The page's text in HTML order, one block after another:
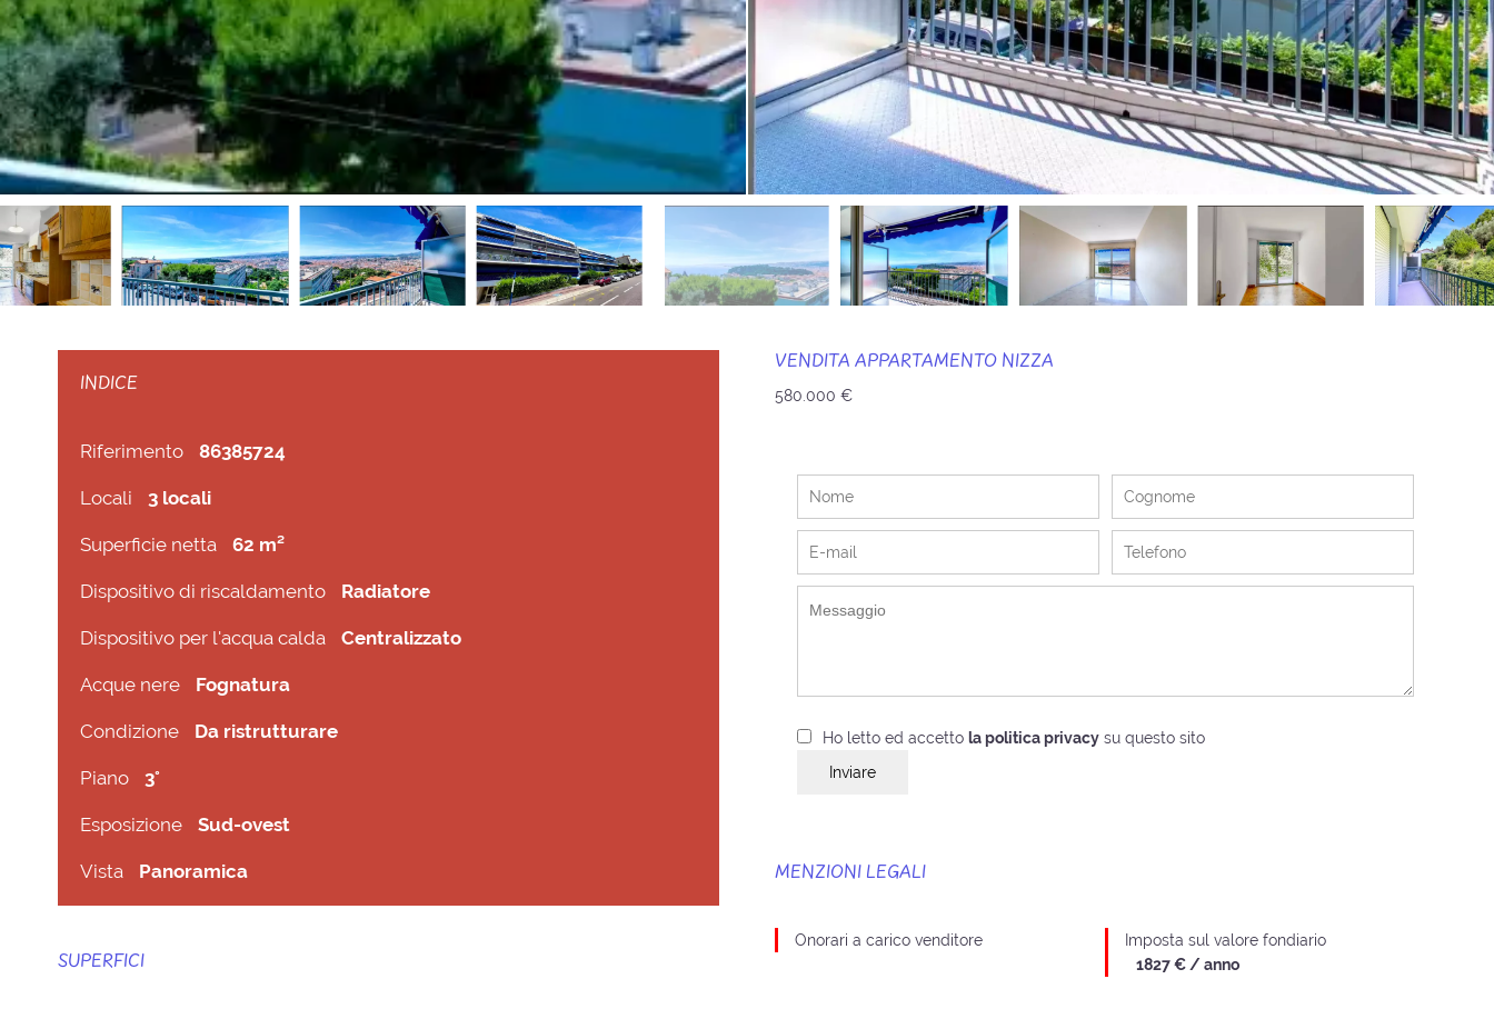
INDICE
Riferimento 86385724
Locali 3 locali
Superficie netta 62 m²
Dispositivo di riscaldamento Radiatore
Dispositivo per l'acqua calda Centralizzato
Acque nere Fognatura
Condizione Da ristrutturare
Piano 3°
Esposizione Sud-ovest
Vista Panoramica
SUPERFICI
VENDITA APPARTAMENTO NIZZA
580.000 €
Ho letto ed accetto la politica privacysu questo sito
Inviare
MENZIONI LEGALI
Onorari a carico venditore
Imposta sul valore fondiario
1827 € / anno